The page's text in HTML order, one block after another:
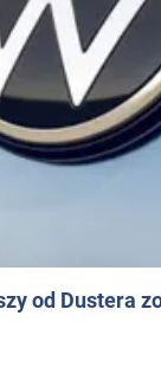
od Dustera